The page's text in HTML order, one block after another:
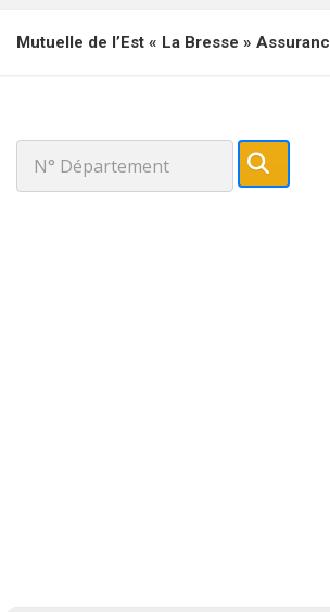
Mutuelle de l’Est « La Bresse »